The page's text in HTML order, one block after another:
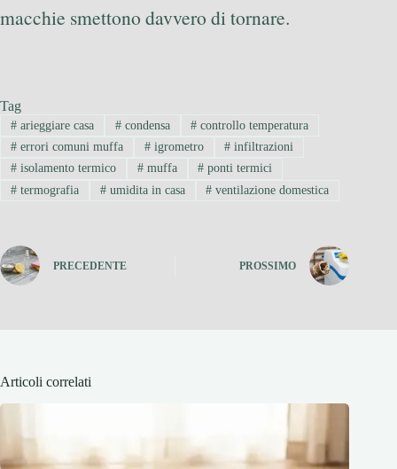
macchie smettono davvero di tornare.
Tag
#arieggiare casa #condensa # controllo temperatura
#errori comuni muffa #igrometro # infiltrazioni
#isolamento termico #muffa # ponti termici
#termografia #umidita in casa # ventilazione domestica
PRECEDENTE PROSSIMO
Articoli correlati